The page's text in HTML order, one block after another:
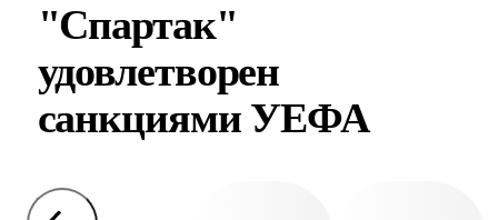
"Спартак"
удовлетворен
санкциями УЕФА